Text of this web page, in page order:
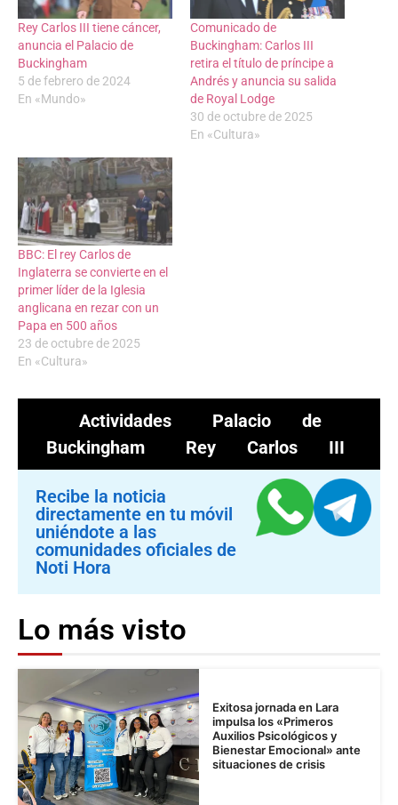
Rey Carlos III tiene cáncer,
anuncia el Palacio de
Buckingham
5 de febrero de 2024
En «Mundo»
Comunicado de
Buckingham: Carlos III
retira el título de príncipe a
Andrés y anuncia su salida
de Royal Lodge
30 de octubre de 2025
En «Cultura»
BBC: El rey Carlos de
Inglaterra se convierte en el
primer líder de la Iglesia
anglicana en rezar con un
Papa en 500 años
23 de octubre de 2025
En «Cultura»
Actividades
Palacio de
Buckingham
Rey Carlos III
Recibe la noticia
directamente en tu móvil
uniéndote a las
comunidades oficiales de
Noti Hora
Lo más visto
Exitosa jornada en Lara
impulsa los «Primeros
Auxilios Psicológicos y
Bienestar Emocional» ante
situaciones de crisis